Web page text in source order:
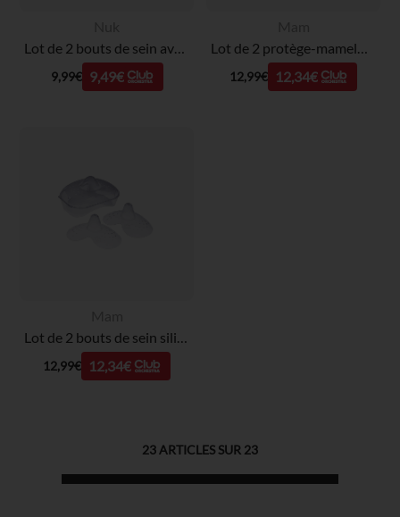
Lot de 2 bouts de sein avec étui - Taille M
9,99€ 9,49€
Lot de 2 protège-mamelons en silicone - Taille M
12,99€ 12,34€
12,99€ 12,34€
23 ARTICLES SUR 23